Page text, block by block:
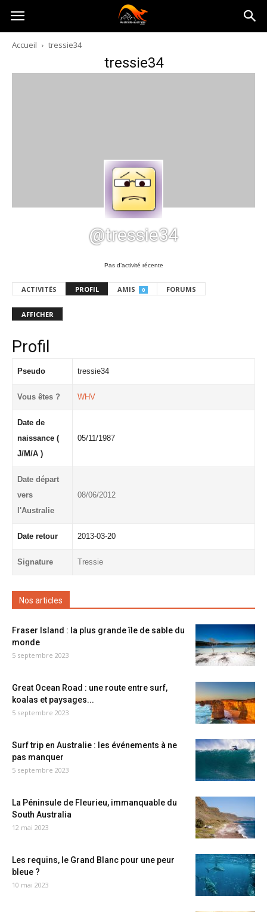
Australia-
australie.com
Accueil tressie34
tressie34
@tressie34
Pas d’activité récente
ACTIVITÉS PROFIL AMIS 0 FORUMS
AFFICHER
Profil
Pseudo tressie34
Vous êtes ? WHV
Date de
naissance (
J/M/A )
05/11/1987
Date départ
vers
l'Australie
08/06/2012
Date retour 2013-03-20
Signature Tressie
Nos articles
Fraser Island : la plus grande île de sable du
monde
5 septembre 2023
Great Ocean Road : une route entre surf,
koalas et paysages...
5 septembre 2023
Surf trip en Australie : les événements à ne
pas manquer
5 septembre 2023
La Péninsule de Fleurieu, immanquable du
South Australia
12 mai 2023
Les requins, le Grand Blanc pour une peur
bleue ?
10 mai 2023